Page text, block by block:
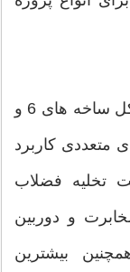
لوله پلی اتیلن سایز 63 میلی متر به شکل ساخه های 6 و
متعددی کاربرد
تخلیه فضلاب
و دوربین
بیشترین